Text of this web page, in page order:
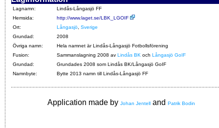
Lagnamn:
Lindås-Långasjö FF
Hemsida:
http://www.laget.se/LBK_LGOIF
Ort:
Långasjö Sverige
Grundad:
2008
Övriga namn:
Hela namnet är Lindås-Långasjö Fotbollsförening
Fusion:
Sammanslagning 2008 av Lindås BK och Långasjö GoIF
Grundad:
Grundades 2008 som Lindås BK/Långasjö GoIF
Namnbyte:
Bytte 2013 namn till Lindås-Långasjö FF
Application made by Johan Jentell and Patrik Bodin